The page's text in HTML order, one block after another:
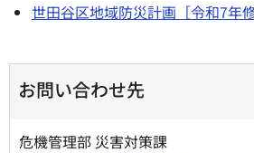
世田谷区地域防災計画［令和7年
お問い合わせ先
危機管理部 災害対策課